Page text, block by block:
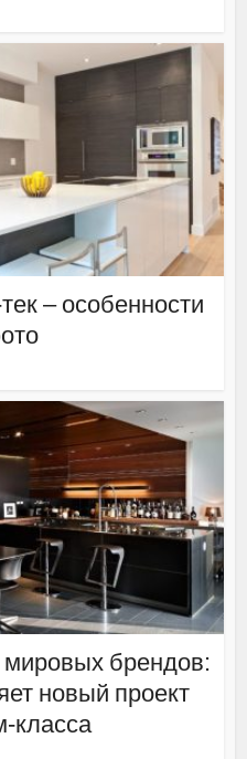
– особенности
мировых брендов:
новый проект
класса